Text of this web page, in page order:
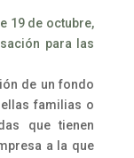
19 de octubre,
para las
de un fondo
familias o
que tienen
a la que